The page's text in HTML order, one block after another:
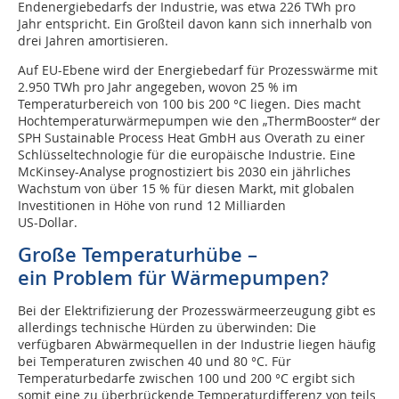
Endenergiebedarfs der Industrie, was etwa 226 TWh pro
Jahr entspricht. Ein Großteil davon kann sich innerhalb von
drei Jahren amortisieren.
Auf EU-Ebene wird der Energiebedarf für Prozesswärme mit
2.950 TWh pro Jahr angegeben, wovon 25 % im
Temperaturbereich von 100 bis 200 °C liegen. Dies macht
Hochtemperaturwärmepumpen wie den „ThermBooster“ der
SPH Sustainable Process Heat GmbH aus Overath zu einer
Schlüsseltechnologie für die europäische Industrie. Eine
McKinsey-Analyse prognostiziert bis 2030 ein jährliches
Wachstum von über 15 % für diesen Markt, mit globalen
Investitionen in Höhe von rund 12 Milliarden
US-Dollar.
Große Temperaturhübe –
ein Problem für Wärmepumpen?
Bei der Elektrifizierung der Prozesswärmeerzeugung gibt es
allerdings technische Hürden zu überwinden: Die
verfügbaren Abwärmequellen in der Industrie liegen häufig
bei Temperaturen zwischen 40 und 80 °C. Für
Temperaturbedarfe zwischen 100 und 200 °C ergibt sich
somit eine zu überbrückende Temperaturdifferenz von teils